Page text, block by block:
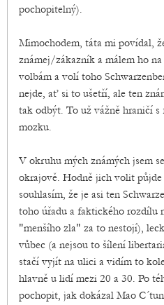
pochopitelný).
Mimochodem, táta mi povídal,
známej/zákazník a málem ho
volbám a volí toho
nejde, ať si to ušetří, ale ten
tak odbýt. To už vážně hraničí s
mozku.
V okruhu mých známých jsem
okrajově. Hodně jich volit
souhlasím, že je asi ten
toho úřadu a faktického rozdílu
"menšího zla" za to nestojí),
vůbec (a nejsou to šílení
stačí vyjít na ulici a vidím to
hlavně u lidí mezi 20 a 30. Po
pochopit, jak dokázal Mao